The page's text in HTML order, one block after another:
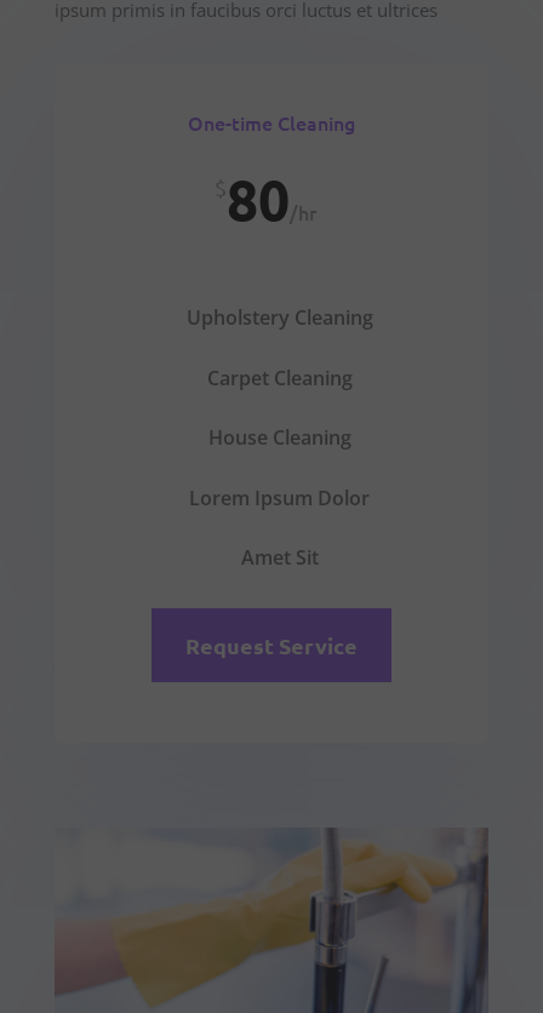
ipsum primis in faucibus orci luctus et ultrices
One-time Cleaning
$80/hr
Upholstery Cleaning
Carpet Cleaning
House Cleaning
Lorem Ipsum Dolor
Amet Sit
Request Service